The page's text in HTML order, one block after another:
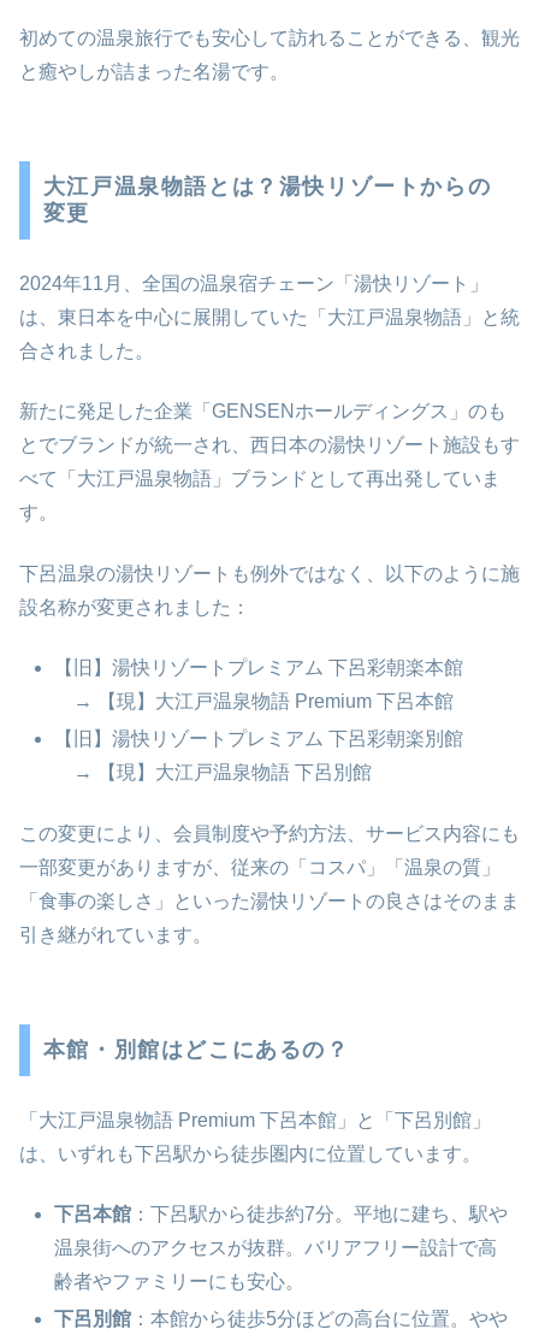
初めての温泉旅行でも安心して訪れることができる、観光
と癒やしが詰まった名湯です。
大江戸温泉物語とは？湯快リゾートからの
変更
2024年11月、全国の温泉宿チェーン「湯快リゾート」
は、東日本を中心に展開していた「大江戸温泉物語」と統
合されました。
新たに発足した企業「GENSENホールディングス」のも
とでブランドが統一され、西日本の湯快リゾート施設もす
べて「大江戸温泉物語」ブランドとして再出発していま
す。
下呂温泉の湯快リゾートも例外ではなく、以下のように施
設名称が変更されました：
【旧】湯快リゾートプレミアム 下呂彩朝楽本館
→ 【現】大江戸温泉物語 Premium 下呂本館
【旧】湯快リゾートプレミアム 下呂彩朝楽別館
→ 【現】大江戸温泉物語 下呂別館
この変更により、会員制度や予約方法、サービス内容にも
一部変更がありますが、従来の「コスパ」「温泉の質」
「食事の楽しさ」といった湯快リゾートの良さはそのまま
引き継がれています。
本館・別館はどこにあるの？
「大江戸温泉物語 Premium 下呂本館」と「下呂別館」
は、いずれも下呂駅から徒歩圏内に位置しています。
下呂本館 ：下呂駅から徒歩約7分。平地に建ち、駅や
温泉街へのアクセスが抜群。バリアフリー設計で高
齢者やファミリーにも安心。
下呂別館 ：本館から徒歩5分ほどの高台に位置。やや